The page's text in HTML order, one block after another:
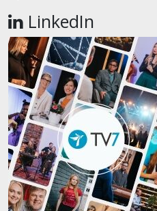
LinkedIn